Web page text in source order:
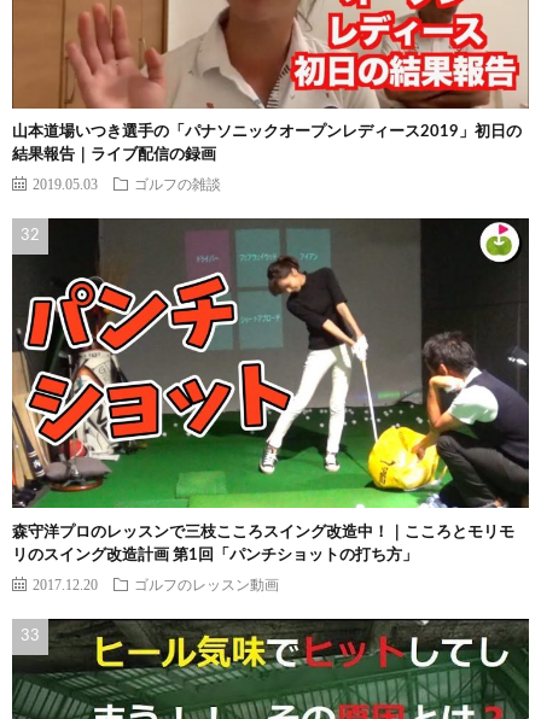
山本道場いつき選手の「パナソニックオープンレディース2019」初日の
結果報告｜ライブ配信の録画
2019.05.03 ゴルフの雑談
森守洋プロのレッスンで三枝こころスイング改造中！｜こころとモリモ
リのスイング改造計画 第1回「パンチショットの打ち方」
2017.12.20 ゴルフのレッスン動画